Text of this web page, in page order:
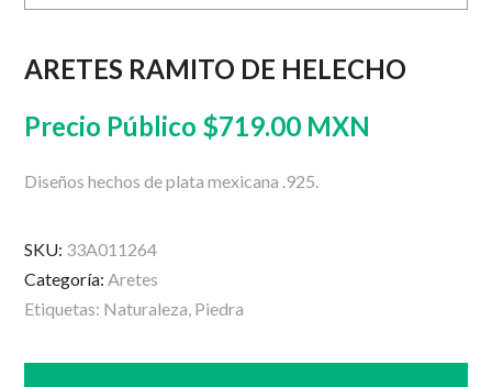
ARETES RAMITO DE HELECHO
Precio Público $719.00 MXN
Diseños hechos de plata mexicana .925.
SKU: 33A011264
Categoría:Aretes
Etiquetas: Naturaleza, Piedra